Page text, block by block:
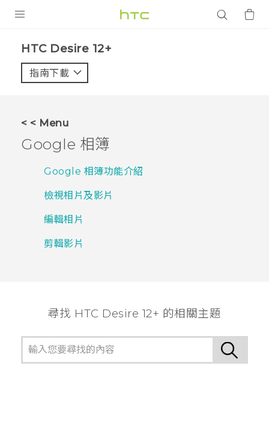
VIVE
應用程式
支援服務
HTC Desire 12+‎
指南下載
< < Menu
Google 相簿
Google 相簿功能介紹
檢視相片及影片
編輯相片
剪輯影片
尋找 HTC Desire 12+ 的相關主題